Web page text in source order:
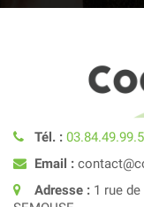
Tél. :
Email :
Adresse : 1 rue